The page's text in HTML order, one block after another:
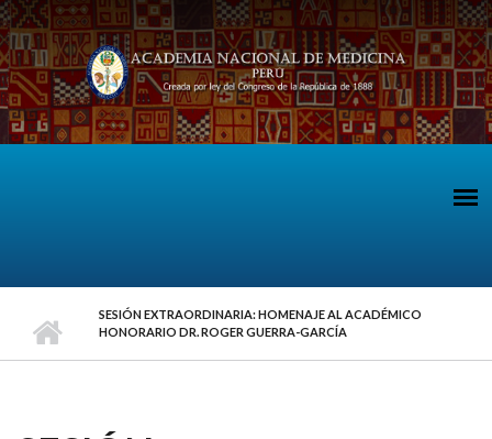
Pasar al contenido principal
SESIÓN EXTRAORDINARIA: HOMENAJE AL ACADÉMICO
HONORARIO DR. ROGER GUERRA-GARCÍA